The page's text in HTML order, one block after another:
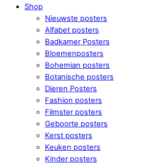
Shop
Nieuwste posters
Alfabet posters
Badkamer Posters
Bloemenposters
Bohemian posters
Botanische posters
Dieren Posters
Fashion posters
Filmster posters
Geboorte posters
Kerst posters
Keuken posters
Kinder posters